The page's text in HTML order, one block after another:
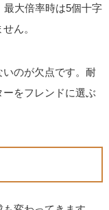
最大倍率時は5個十字
ん。
のが欠点です。耐
をフレンドに選ぶ